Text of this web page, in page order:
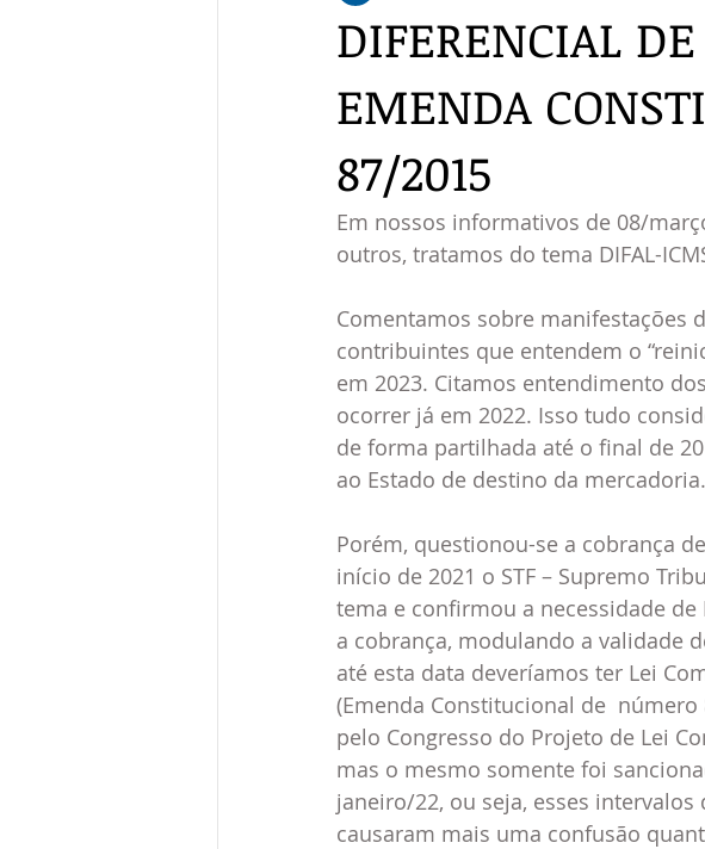
DIFERENCIAL
EMENDA
87/2015
Em nossos informativos de 08/
outros, tratamos do tema DIFAL-
Comentamos sobre manifestações
contribuintes que entendem o
em 2023. Citamos entendimento
ocorrer já em 2022. Isso tudo
de forma partilhada até o final de
ao Estado de destino da mercadoria.
Porém, questionou-se a cobrança
início de 2021 o STF – Supremo
tema e confirmou a necessidade
a cobrança, modulando a validade
até esta data deveríamos ter Lei
(Emenda Constitucional de
pelo Congresso do Projeto de Lei
mas o mesmo somente foi
janeiro/22, ou seja, esses
causaram mais uma confusão